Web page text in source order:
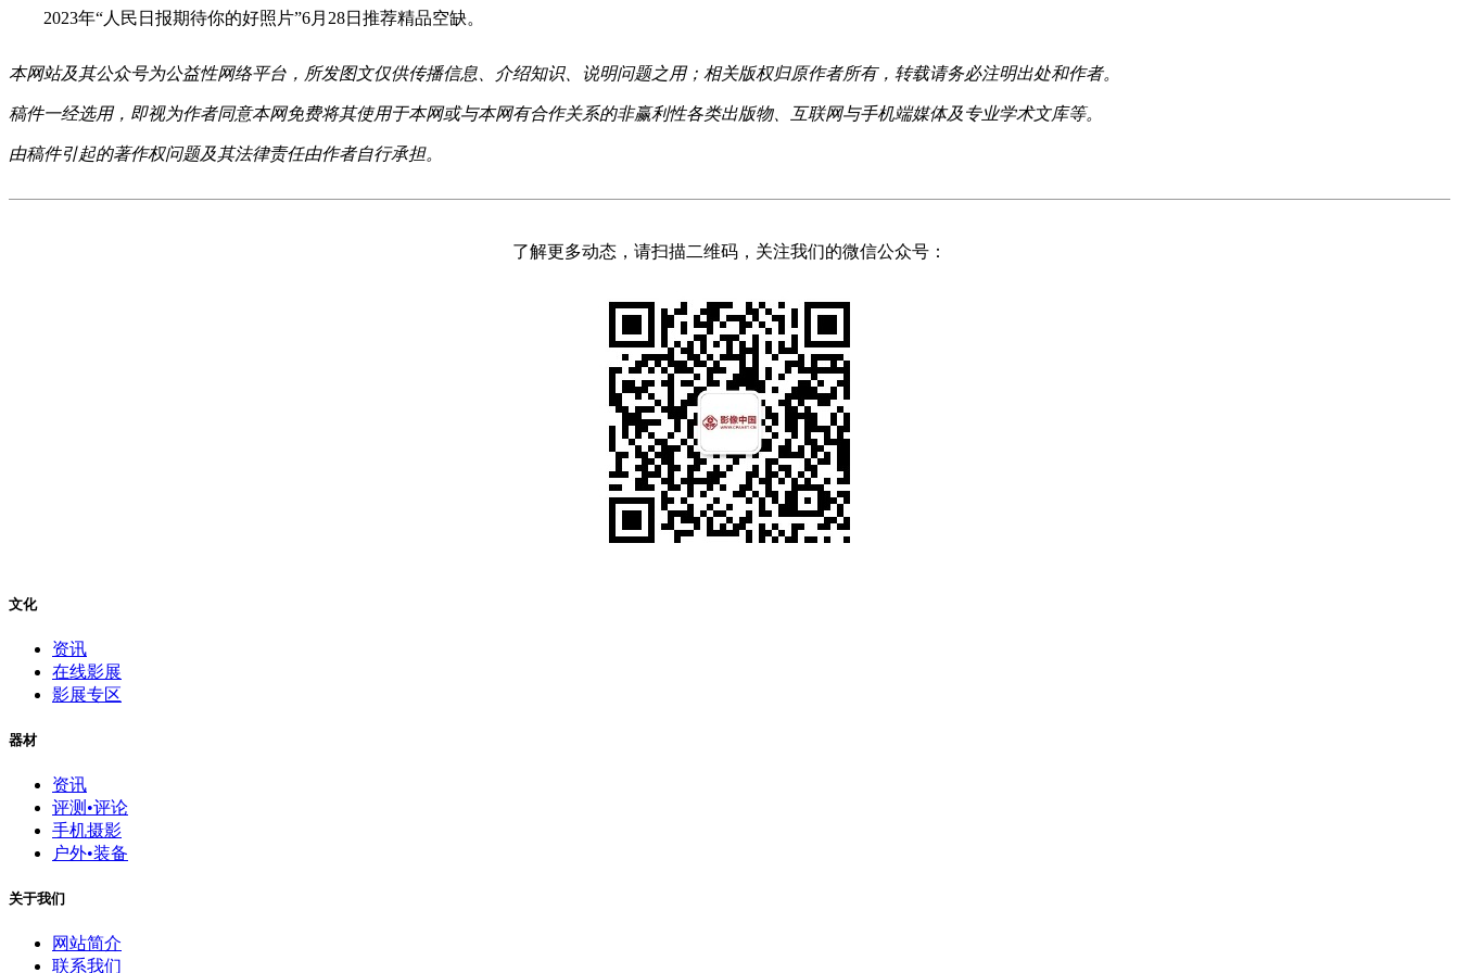
2023年“人民日报期待你的好照片”6月28日推荐精品空缺。
本网站及其公众号为公益性网络平台，所发图文仅供传播信息、介绍知识、说明问题之用；相关版权归原作者所有，转载请务必注明出处和作者。
稿件一经选用，即视为作者同意本网免费将其使用于本网或与本网有合作关系的非赢利性各类出版物、互联网与手机端媒体及专业学术文库等。
由稿件引起的著作权问题及其法律责任由作者自行承担。
了解更多动态，请扫描二维码，关注我们的微信公众号：
文化
资讯
在线影展
影展专区
器材
资讯
评测•评论
手机摄影
户外•装备
关于我们
网站简介
联系我们